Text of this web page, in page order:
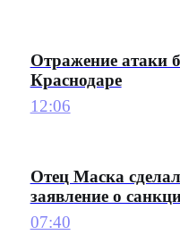
Отражение атаки
Краснодаре
12:06
Отец Маска
заявление о
07:40